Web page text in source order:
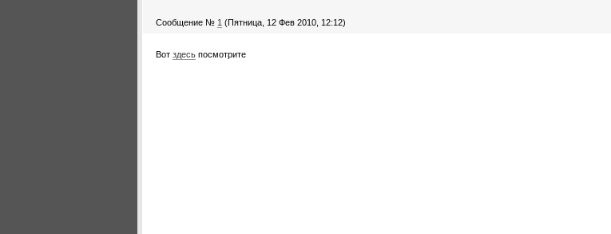
Сообщение № 1 (Пятница, 12 Фев 2010, 12:12)
Вот здесь посмотрите